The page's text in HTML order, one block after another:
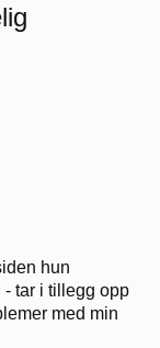
hun
- tar i tillegg opp
med min